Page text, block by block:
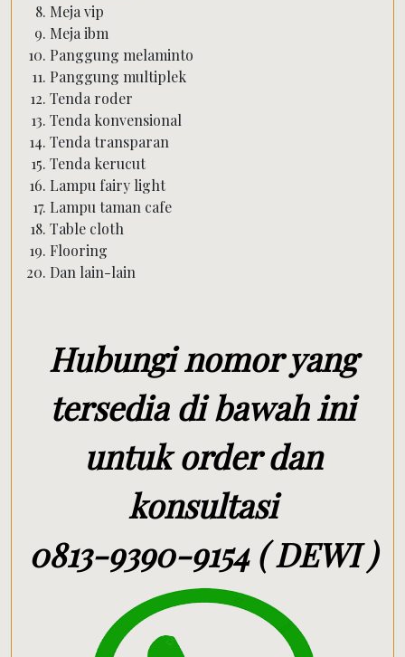
Meja vip
Meja ibm
Panggung melaminto
Panggung multiplek
Tenda roder
Tenda konvensional
Tenda transparan
Tenda kerucut
Lampu fairy light
Lampu taman cafe
Table cloth
Flooring
Dan lain-lain
Hubungi nomor yang
tersedia di bawah ini
untuk order dan
konsultasi
0813-9390-9154 ( DEWI )